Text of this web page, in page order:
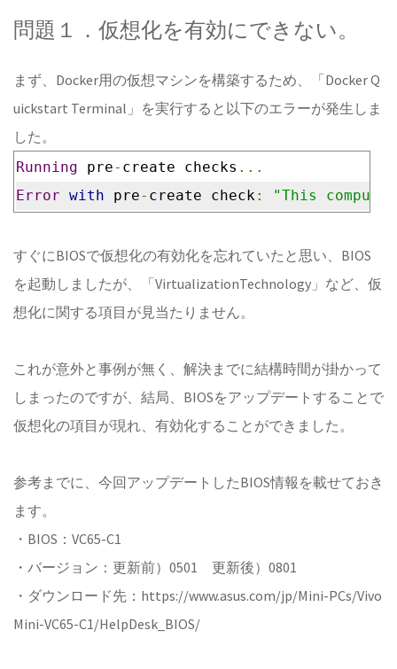
問題１．仮想化を有効にできない。
まず、Docker用の仮想マシンを構築するため、「Docker Q
uickstart Terminal」を実行すると以下のエラーが発生しま
した。
Running pre- create checks ...
Error with pre- create check: "This
すぐにBIOSで仮想化の有効化を忘れていたと思い、BIOS
を起動しましたが、「VirtualizationTechnology」など、仮
想化に関する項目が見当たりません。
これが意外と事例が無く、解決までに結構時間が掛かって
しまったのですが、結局、BIOSをアップデートすることで
仮想化の項目が現れ、有効化することができました。
参考までに、今回アップデートしたBIOS情報を載せておき
ます。
・BIOS：VC65-C1
・バージョン：更新前）0501 更新後）0801
・ダウンロード先：https://www.asus.com/jp/Mini-PCs/Vivo
Mini-VC65-C1/HelpDesk_BIOS/